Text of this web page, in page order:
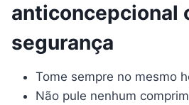
anticoncepcional
segurança
Tome sempre no mesmo
Não pule nenhum